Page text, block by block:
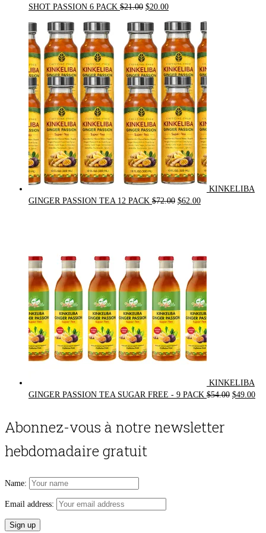
SHOT PASSION 6 PACK $21.00 Original
was:
$21.00.
$20.00Current
is:
$20.00.
KINKELIBA
GINGER PASSION TEA 12 PACK $72.00 Original
$62.00Current
KINKELIBA
GINGER PASSION TEA SUGAR FREE - 9 PACK $54.00 Original
$49.00
Abonnez-vous à notre newsletter
hebdomadaire gratuit
Name:
Email address: